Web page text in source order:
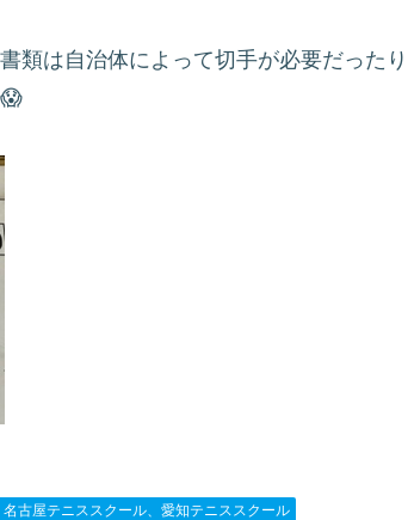
類は自治体によって切手が必要だったり
名古屋テニススクール、愛知テニススクール